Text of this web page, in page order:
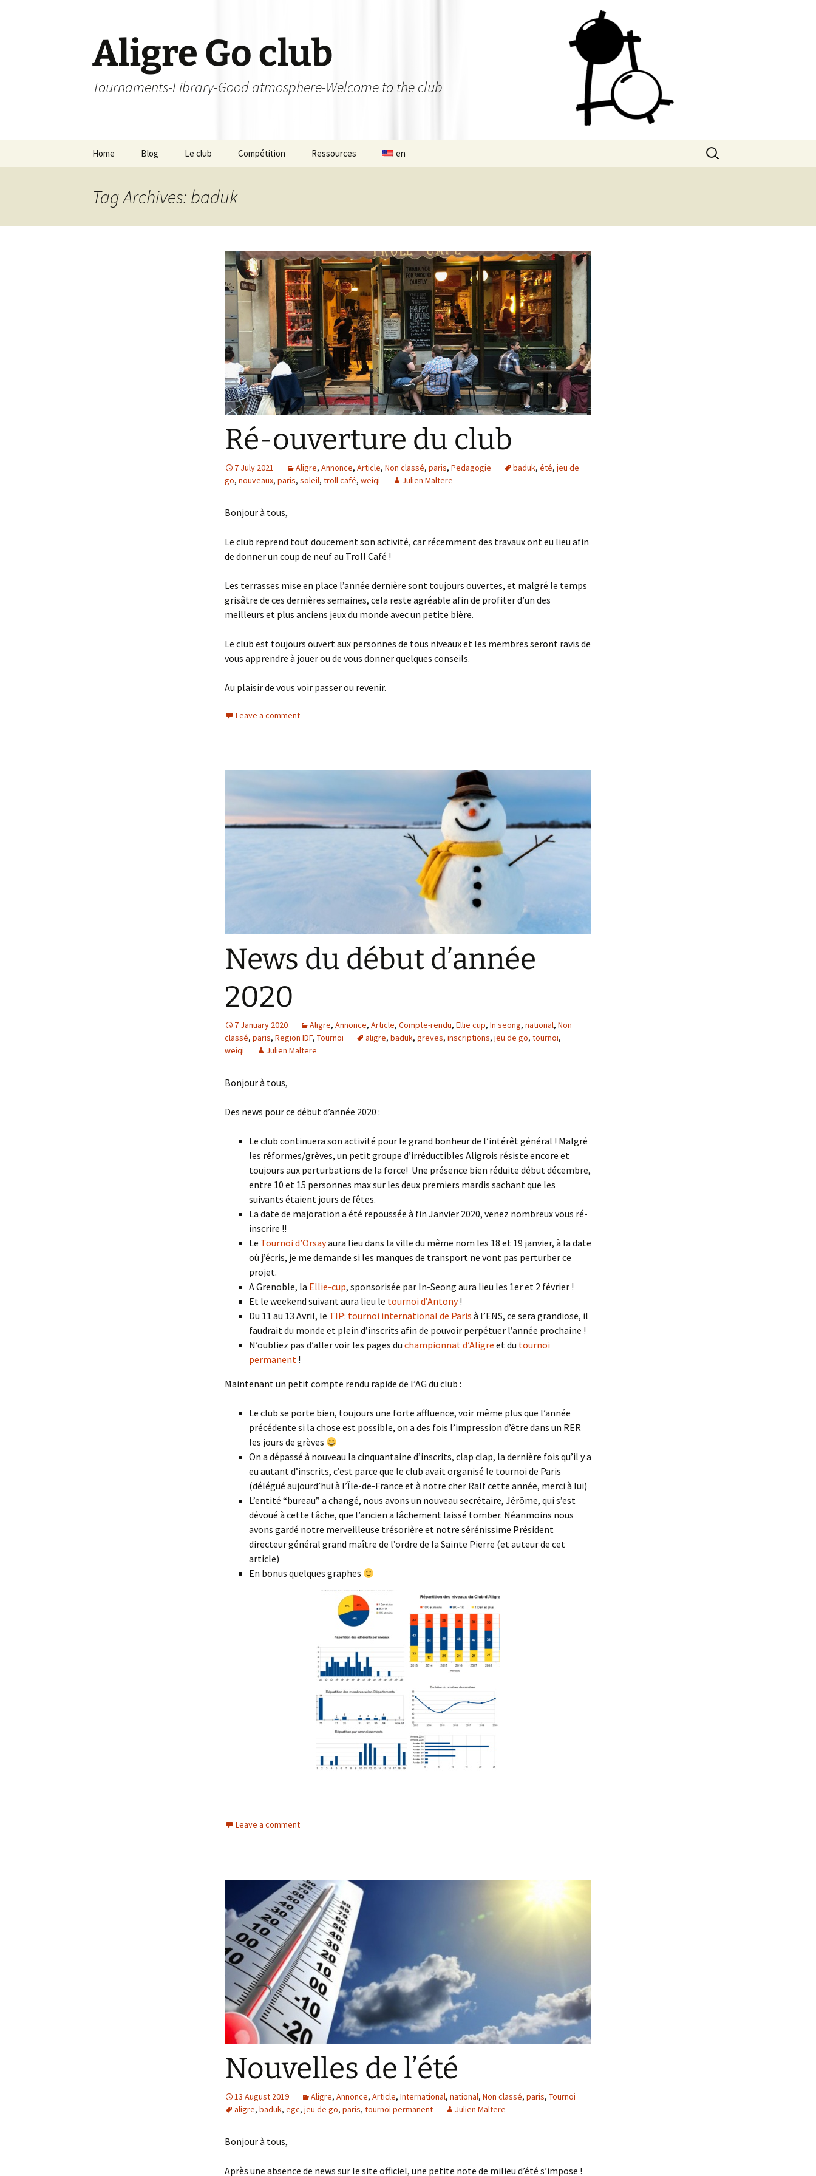
Aligre Go club
Tournaments-Library-Good atmosphere-Welcome to the club
Home Blog Le club Compétition
L’Aligroise L’Aligroise 2023
L’ Aligroise 2024
L’ Aligroise 2025
L’ Aligroise 2026
Ressources
Photos
Calculateur échelle
en
Search
for:
Tag Archives: baduk
Ré-ouverture du club
7 July 2021 Aligre, Annonce, Article, Non classé, paris, Pedagogie baduk, été, jeu de
go, nouveaux, paris, soleil, troll café, weiqi Julien Maltere
Bonjour à tous,
Le club reprend tout doucement son activité, car récemment des travaux ont eu lieu afin
de donner un coup de neuf au Troll Café !
Les terrasses mise en place l’année dernière sont toujours ouvertes, et malgré le temps
grisâtre de ces dernières semaines, cela reste agréable afin de profiter d’un des
meilleurs et plus anciens jeux du monde avec un petite bière.
Le club est toujours ouvert aux personnes de tous niveaux et les membres seront ravis de
vous apprendre à jouer ou de vous donner quelques conseils.
Au plaisir de vous voir passer ou revenir.
Leave a comment
News du début d’année
2020
7 January 2020 Aligre, Annonce, Article, Compte-rendu, Ellie cup, In seong, national, Non
classé, paris, Region IDF, Tournoi aligre, baduk, greves, inscriptions, jeu de go, tournoi,
weiqi
Julien Maltere
Bonjour à tous,
Des news pour ce début d’année 2020 :
Le club continuera son activité pour le grand bonheur de l’intérêt général ! Malgré
les réformes/grèves, un petit groupe d’irréductibles Aligrois résiste encore et
toujours aux perturbations de la force! Une présence bien réduite début décembre,
entre 10 et 15 personnes max sur les deux premiers mardis sachant que les
suivants étaient jours de fêtes.
La date de majoration a été repoussée à fin Janvier 2020, venez nombreux vous ré-
inscrire !!
Le Tournoi d’Orsayaura lieu dans la ville du même nom les 18 et 19 janvier, à la date
où j’écris, je me demande si les manques de transport ne vont pas perturber ce
projet.
A Grenoble, la Ellie-cup, sponsorisée par In-Seong aura lieu les 1er et 2 février !
Et le weekend suivant aura lieu le tournoi d’Antony!
Du 11 au 13 Avril, le TIP: tournoi international de Paris à l’ENS, ce sera grandiose, il
faudrait du monde et plein d’inscrits afin de pouvoir perpétuer l’année prochaine !
N’oubliez pas d’aller voir les pages du championnat d’Aligre et du tournoi
permanent !
Maintenant un petit compte rendu rapide de l’AG du club :
Le club se porte bien, toujours une forte affluence, voir même plus que l’année
précédente si la chose est possible, on a des fois l’impression d’être dans un RER
les jours de grèves
On a dépassé à nouveau la cinquantaine d’inscrits, clap clap, la dernière fois qu’il y a
eu autant d’inscrits, c’est parce que le club avait organisé le tournoi de Paris
(délégué aujourd’hui à l’Île-de-France et à notre cher Ralf cette année, merci à lui)
L’entité “bureau” a changé, nous avons un nouveau secrétaire, Jérôme, qui s’est
dévoué à cette tâche, que l’ancien a lâchement laissé tomber. Néanmoins nous
avons gardé notre merveilleuse trésorière et notre sérénissime Président
directeur général grand maître de l’ordre de la Sainte Pierre (et auteur de cet
article)
En bonus quelques graphes
Leave a comment
Nouvelles de l’été
13 August 2019 Aligre, Annonce, Article, International, national, Non classé, paris, Tournoi
aligre, baduk, egc, jeu de go, paris, tournoi permanent Julien Maltere
Bonjour à tous,
Après une absence de news sur le site officiel, une petite note de milieu d’été s’impose !